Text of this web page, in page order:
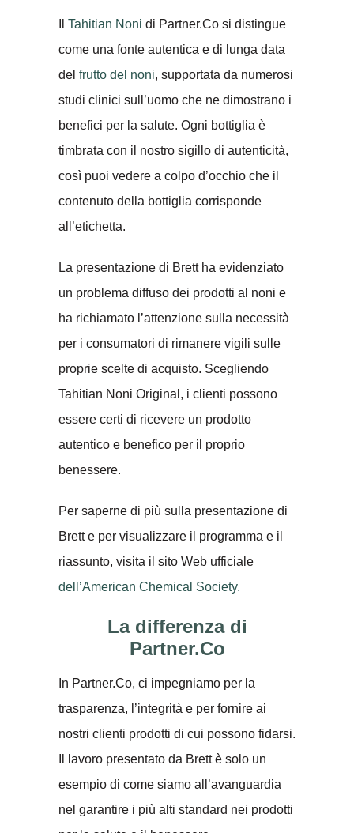
Tahitian Noni di Partner.Co si distingue
come una fonte autentica e di lunga data
del frutto del noni, supportata da numerosi
studi clinici sull’uomo che ne dimostrano i
benefici per la salute. Ogni bottiglia è
timbrata con il nostro sigillo di autenticità,
così puoi vedere a colpo d’occhio che il
contenuto della bottiglia corrisponde
all’etichetta.
La presentazione di Brett ha evidenziato
un problema diffuso dei prodotti al noni e
ha richiamato l’attenzione sulla necessità
per i consumatori di rimanere vigili sulle
proprie scelte di acquisto. Scegliendo
Tahitian Noni Original, i clienti possono
essere certi di ricevere un prodotto
autentico e benefico per il proprio
benessere.
Per saperne di più sulla presentazione di
Brett e per visualizzare il programma e il
riassunto, visita il sito Web ufficiale
dell’American Chemical Society.
La differenza di
Partner.Co
In Partner.Co, ci impegniamo per la
trasparenza, l’integrità e per fornire ai
nostri clienti prodotti di cui possono fidarsi.
Il lavoro presentato da Brett è solo un
esempio di come siamo all’avanguardia
nel garantire i più alti standard nei prodotti